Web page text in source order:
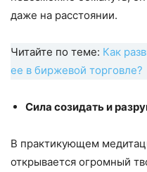
даже на расстоянии.
Читайте по теме: Как
ее в биржевой торговле?
Сила созидать и
В практикующем
открывается огромный